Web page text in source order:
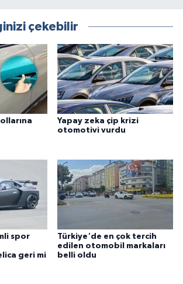
çekebilir
Yapay zeka çip krizi
otomotivi vurdu
spor
geri mi
Türkiye'de en çok tercih
edilen otomobil markaları
belli oldu